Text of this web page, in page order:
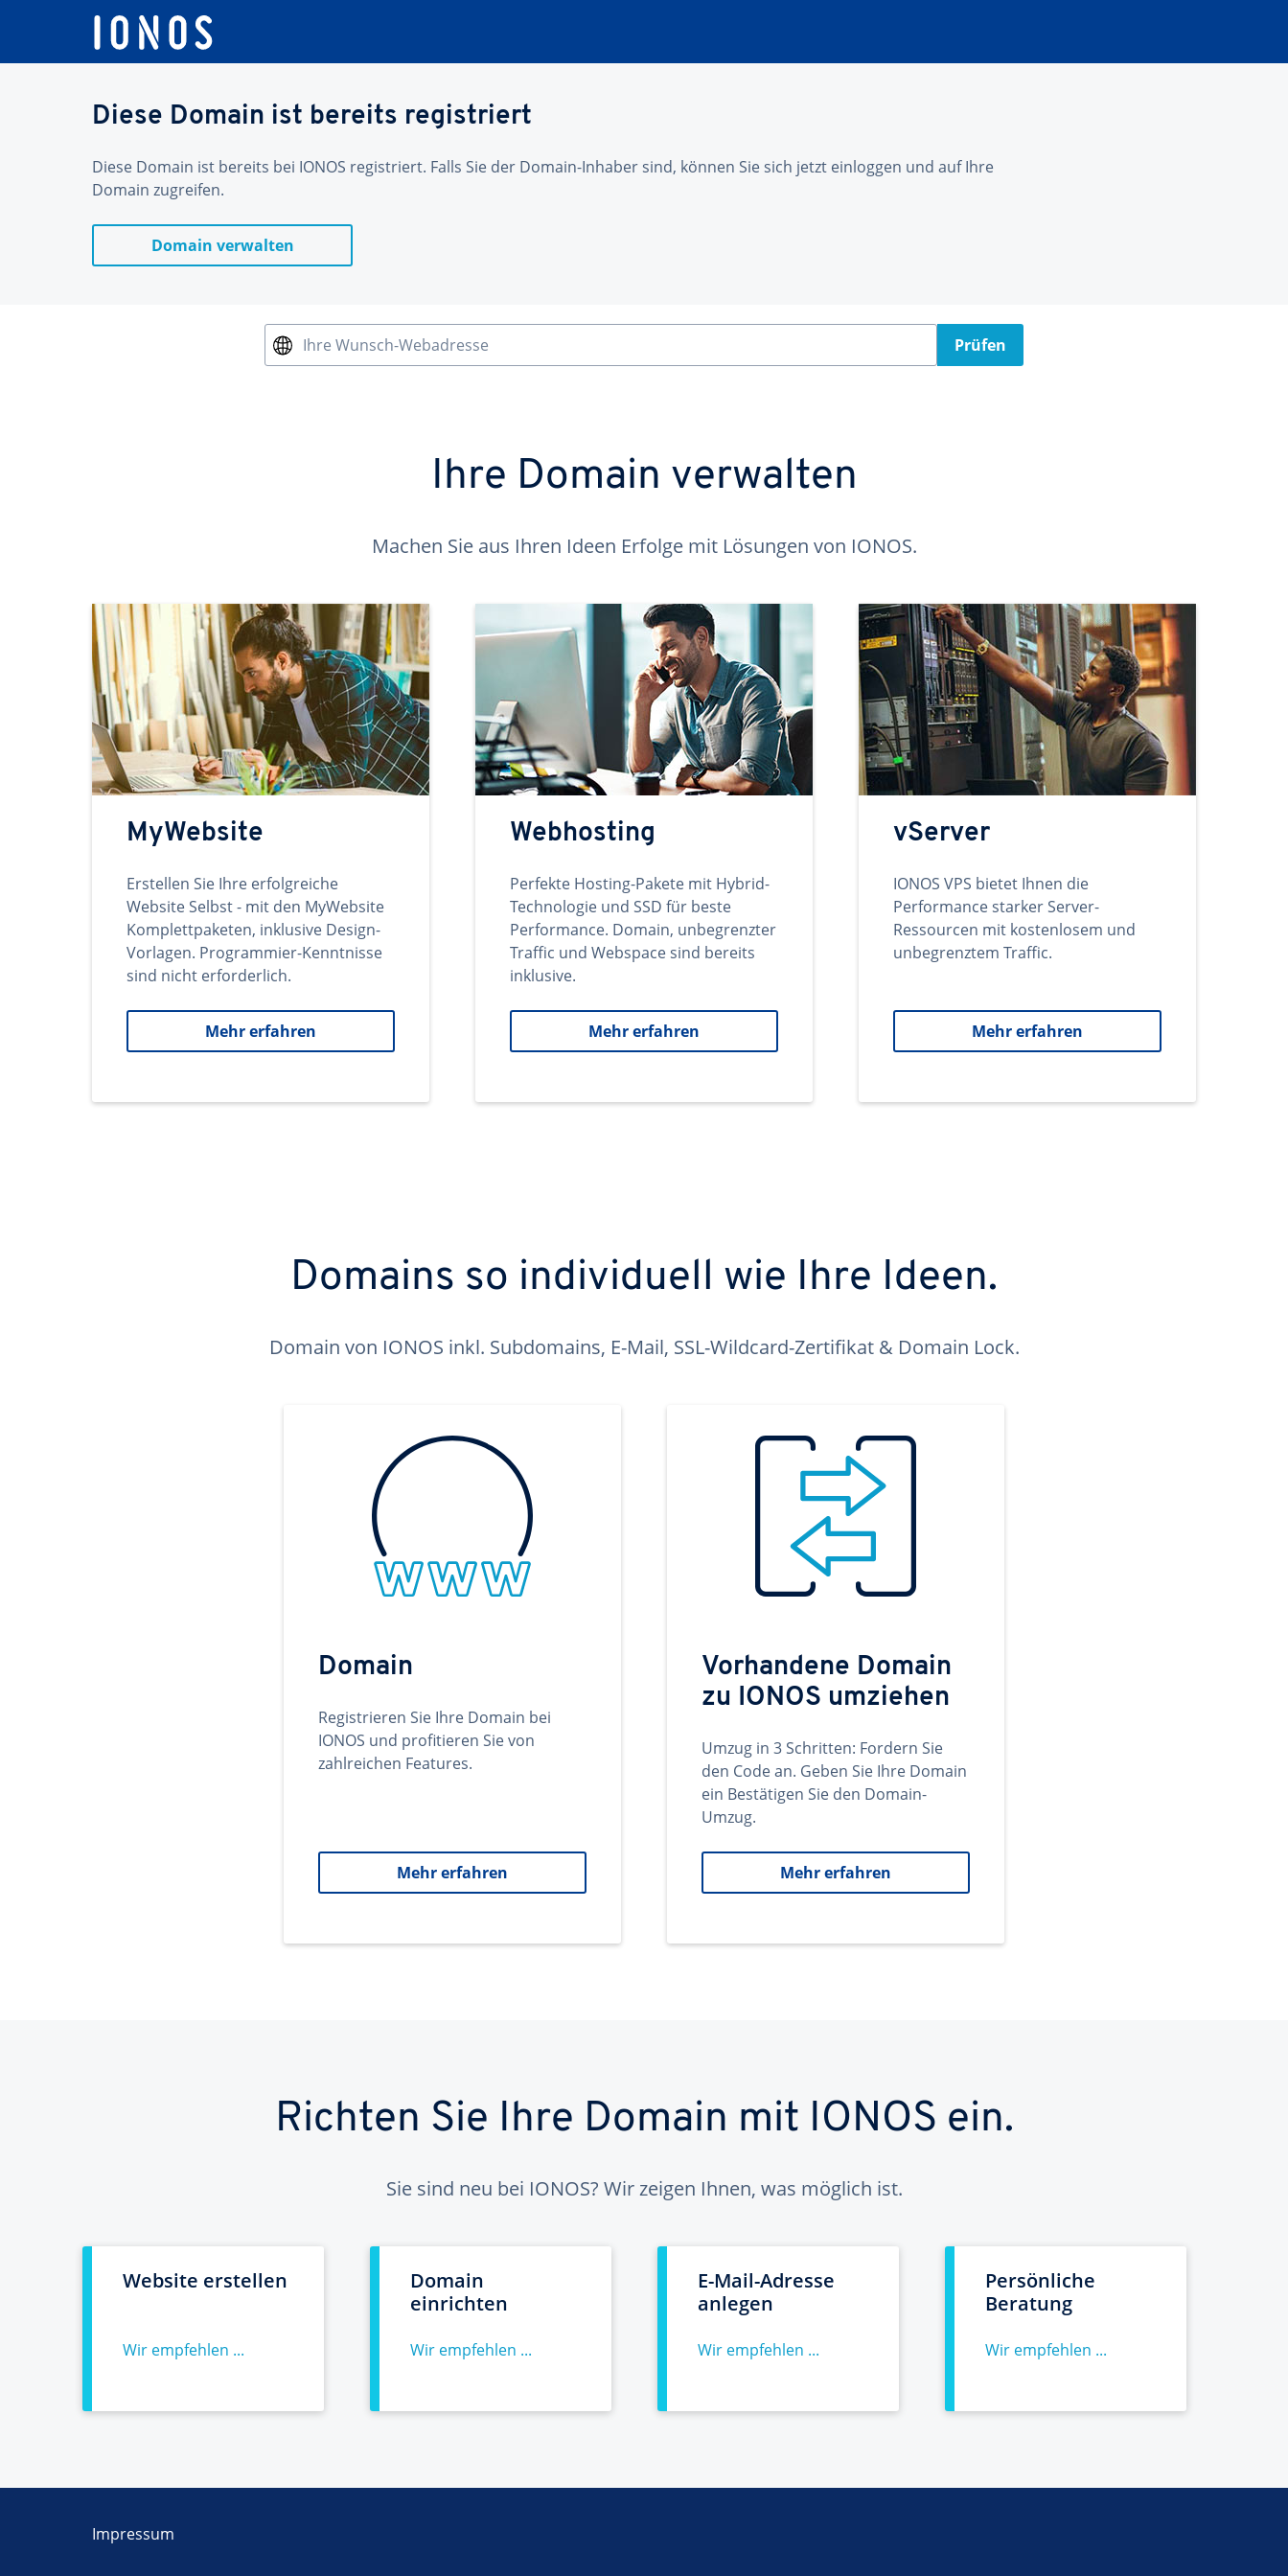
Diese Domain ist bereits registriert
Diese Domain ist bereits bei IONOS registriert. Falls Sie der Domain-Inhaber sind, können Sie sich jetzt einloggen und auf Ihre
Domain zugreifen.
Domain verwalten
Ihre Wunsch-Webadresse Prüfen
Ihre Domain verwalten
Machen Sie aus Ihren Ideen Erfolge mit Lösungen von IONOS.
MyWebsite
Erstellen Sie Ihre erfolgreiche
Website Selbst - mit den MyWebsite
Komplettpaketen, inklusive Design-
Vorlagen. Programmier-Kenntnisse
sind nicht erforderlich.
Mehr erfahren
Webhosting
Perfekte Hosting-Pakete mit Hybrid-
Technologie und SSD für beste
Performance. Domain, unbegrenzter
Traffic und Webspace sind bereits
inklusive.
Mehr erfahren
vServer
IONOS VPS bietet Ihnen die
Performance starker Server-
Ressourcen mit kostenlosem und
unbegrenztem Traffic.
Mehr erfahren
Domains so individuell wie Ihre Ideen.
Domain von IONOS inkl. Subdomains, E-Mail, SSL-Wildcard-Zertifikat & Domain Lock.
Domain
Registrieren Sie Ihre Domain bei
IONOS und profitieren Sie von
zahlreichen Features.
Mehr erfahren
Vorhandene Domain
zu IONOS umziehen
Umzug in 3 Schritten: Fordern Sie
den Code an. Geben Sie Ihre Domain
ein Bestätigen Sie den Domain-
Umzug.
Mehr erfahren
Richten Sie Ihre Domain mit IONOS ein.
Sie sind neu bei IONOS? Wir zeigen Ihnen, was möglich ist.
Website erstellen
Wir empfehlen ...
Domain
einrichten
Wir empfehlen ...
E-Mail-Adresse
anlegen
Wir empfehlen ...
Persönliche
Beratung
Wir empfehlen ...
Impressum